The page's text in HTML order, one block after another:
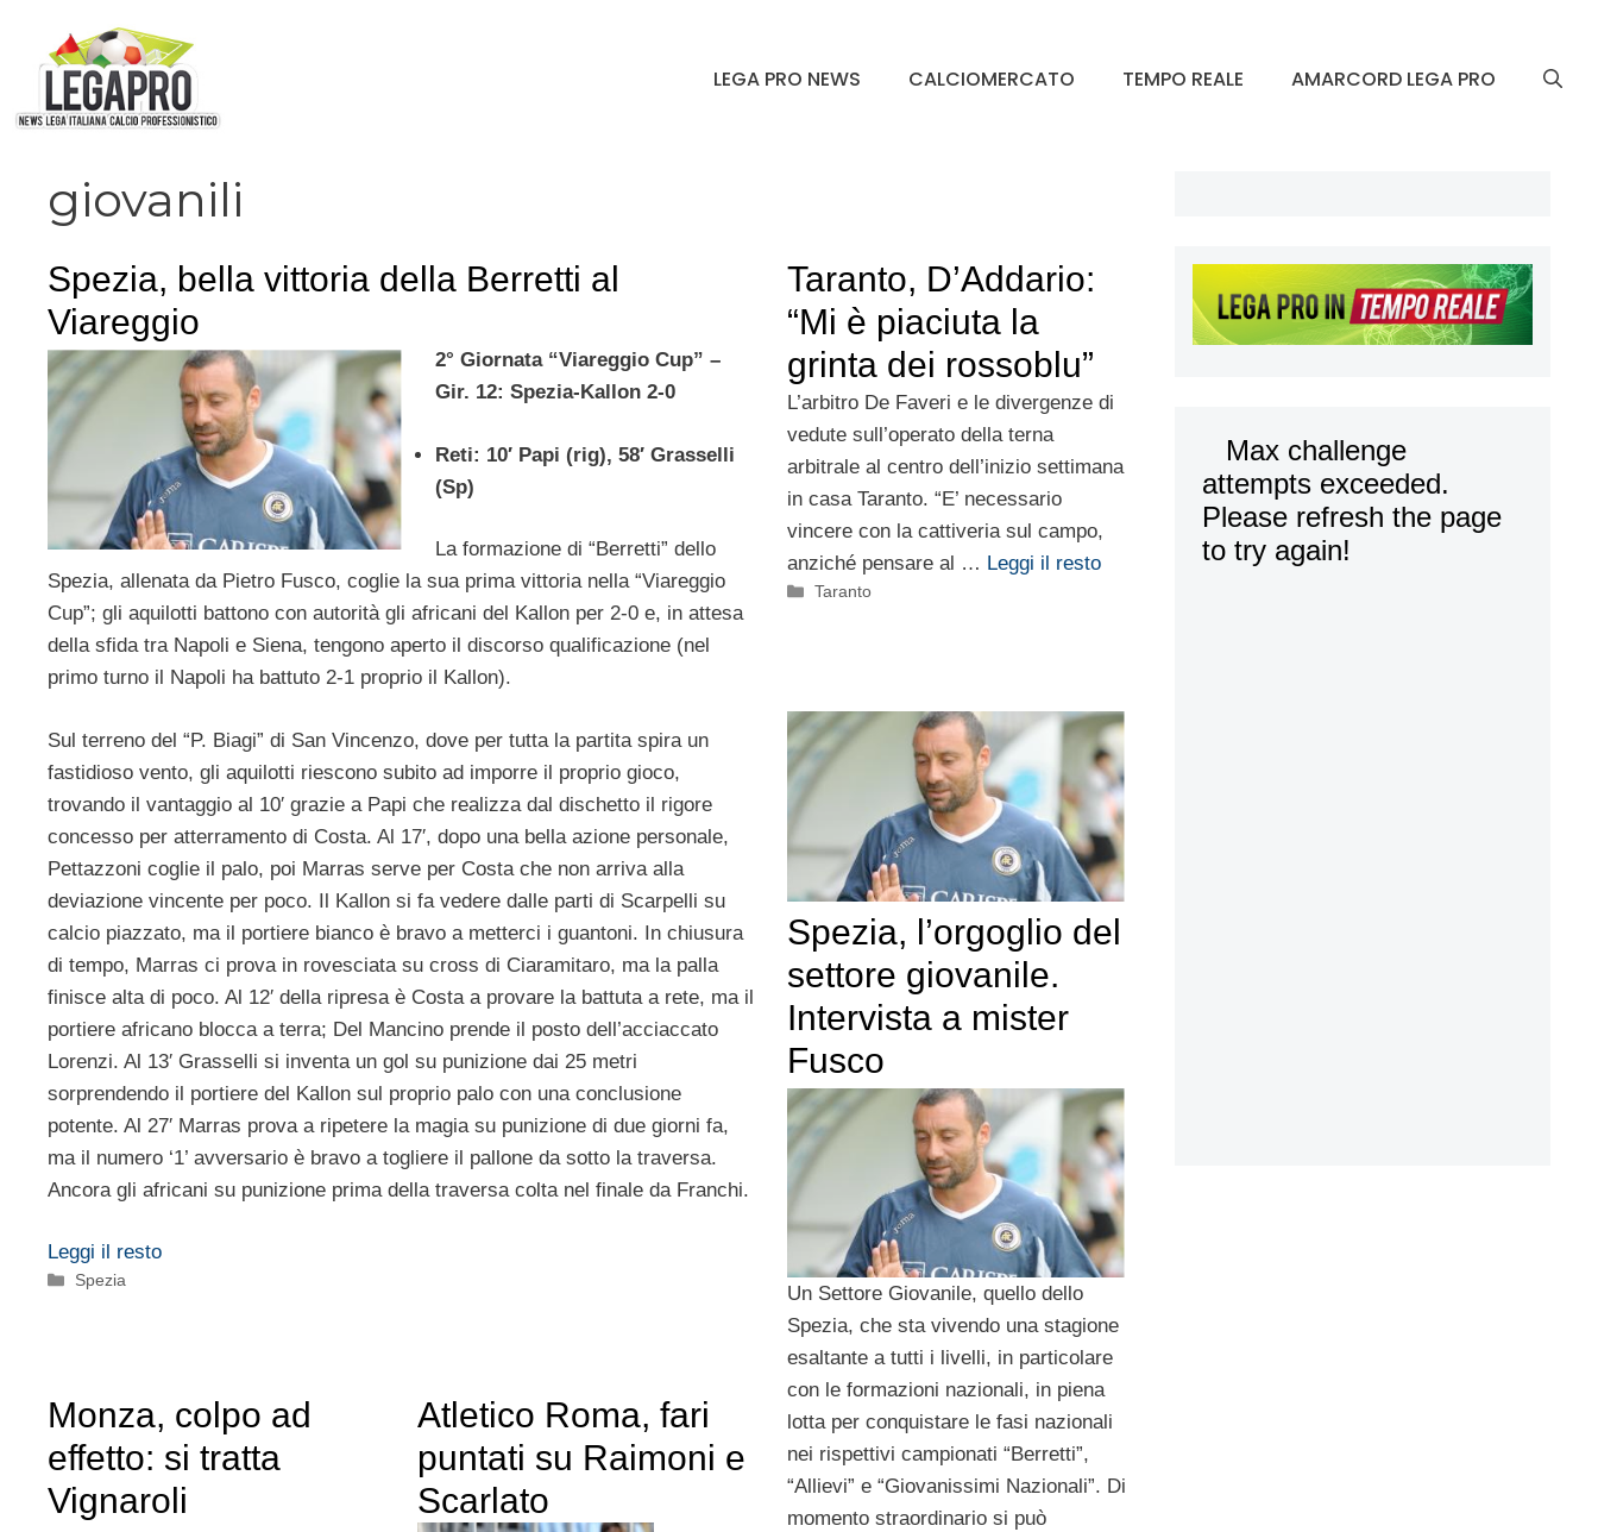
contenuto
LEGA PRO NEWS CALCIOMERCATO TEMPO REALE AMARCORD LEGA PRO
giovanili
Spezia, bella vittoria della Berretti al
Viareggio
2° Giornata “Viareggio Cup” –
Gir. 12: Spezia-Kallon 2-0
Reti: 10′ Papi (rig), 58′ Grasselli
(Sp)
La formazione di “Berretti” dello
Spezia, allenata da Pietro Fusco, coglie la sua prima vittoria nella “Viareggio
Cup”; gli aquilotti battono con autorità gli africani del Kallon per 2-0 e, in attesa
della sfida tra Napoli e Siena, tengono aperto il discorso qualificazione (nel
primo turno il Napoli ha battuto 2-1 proprio il Kallon).
Sul terreno del “P. Biagi” di San Vincenzo, dove per tutta la partita spira un
fastidioso vento, gli aquilotti riescono subito ad imporre il proprio gioco,
trovando il vantaggio al 10′ grazie a Papi che realizza dal dischetto il rigore
concesso per atterramento di Costa. Al 17′, dopo una bella azione personale,
Pettazzoni coglie il palo, poi Marras serve per Costa che non arriva alla
deviazione vincente per poco. Il Kallon si fa vedere dalle parti di Scarpelli su
calcio piazzato, ma il portiere bianco è bravo a metterci i guantoni. In chiusura
di tempo, Marras ci prova in rovesciata su cross di Ciaramitaro, ma la palla
finisce alta di poco. Al 12′ della ripresa è Costa a provare la battuta a rete, ma il
portiere africano blocca a terra; Del Mancino prende il posto dell’acciaccato
Lorenzi. Al 13′ Grasselli si inventa un gol su punizione dai 25 metri
sorprendendo il portiere del Kallon sul proprio palo con una conclusione
potente. Al 27′ Marras prova a ripetere la magia su punizione di due giorni fa,
ma il numero ‘1’ avversario è bravo a togliere il pallone da sotto la traversa.
Ancora gli africani su punizione prima della traversa colta nel finale da Franchi.
Leggi il resto
Categorie
Spezia
Taranto, D’Addario:
“Mi è piaciuta la
grinta dei rossoblu”
L’arbitro De Faveri e le divergenze di
vedute sull’operato della terna
arbitrale al centro dell’inizio settimana
in casa Taranto. “E’ necessario
vincere con la cattiveria sul campo,
anziché pensare al … Leggi il resto
Categorie
Taranto
Spezia, l’orgoglio del
settore giovanile.
Intervista a mister
Fusco
Un Settore Giovanile, quello dello
Spezia, che sta vivendo una stagione
esaltante a tutti i livelli, in particolare
con le formazioni nazionali, in piena
lotta per conquistare le fasi nazionali
nei rispettivi campionati “Berretti”,
“Allievi” e “Giovanissimi Nazionali”. Di
momento straordinario si può
Monza, colpo ad
effetto: si tratta
Vignaroli
Atletico Roma, fari
puntati su Raimoni e
Scarlato